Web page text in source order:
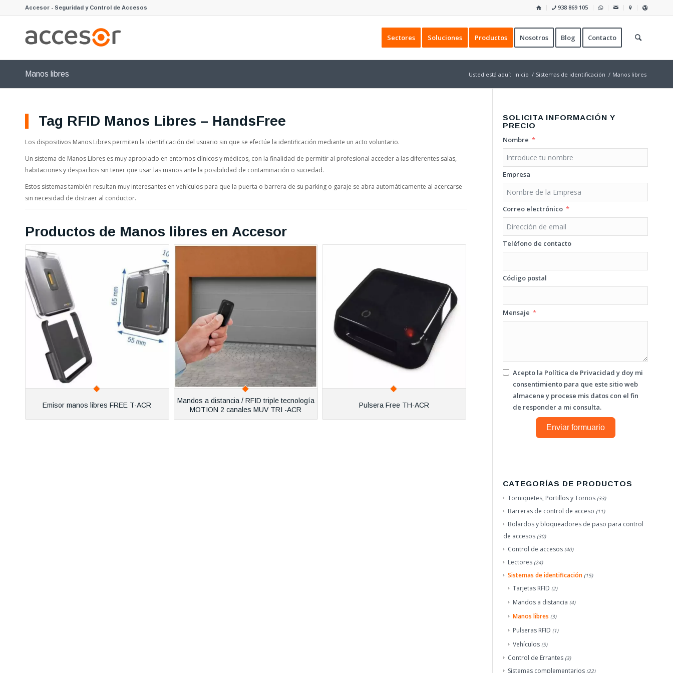
938 869 105
Accesor - Seguridad y Control de Accesos
Sectores Soluciones Productos Nosotros Blog Contacto
Manos libres Usted está aquí: Inicio / Sistemas de identificación / Manos libres
Tag RFID Manos Libres – HandsFree
Los dispositivos Manos Libres permiten la identificación del usuario sin que se efectúe la identificación mediante un acto voluntario.
Un sistema de Manos Libres es muy apropiado en entornos clínicos y médicos, con la finalidad de permitir al profesional acceder a las diferentes salas,
habitaciones y despachos sin tener que usar las manos ante la posibilidad de contaminación o suciedad.
Estos sistemas también resultan muy interesantes en vehículos para que la puerta o barrera de su parking o garaje se abra automáticamente al acercarse
sin necesidad de distraer al conductor.
Productos de Manos libres en Accesor
Emisor manos libres FREE T-ACR
Mandos a distancia / RFID triple tecnología
MOTION 2 canales MUV TRI -ACR
Pulsera Free TH-ACR
SOLICITA INFORMACIÓN Y
PRECIO
Nombre
Empresa
Correo electrónico
Teléfono de contacto
Código postal
Mensaje
Acepto la Política de Privacidad y doy mi
consentimiento para que este sitio web
almacene y procese mis datos con el fin
de responder a mi consulta.
Enviar formuario
CATEGORÍAS DE PRODUCTOS
Torniquetes, Portillos y Tornos (33)
Barreras de control de acceso (11)
Bolardos y bloqueadores de paso para control
de accesos (30)
Control de accesos (40)
Lectores (24)
Sistemas de identificación (15)
Tarjetas RFID (2)
Mandos a distancia (4)
Manos libres (3)
Pulseras RFID (1)
Vehículos (5)
Control de Errantes (3)
Sistemas complementarios (22)